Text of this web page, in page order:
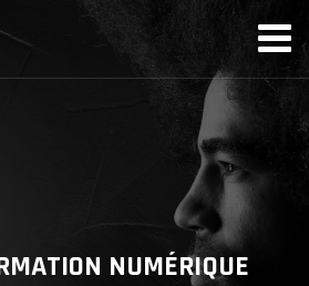
NUMÉRIQUE